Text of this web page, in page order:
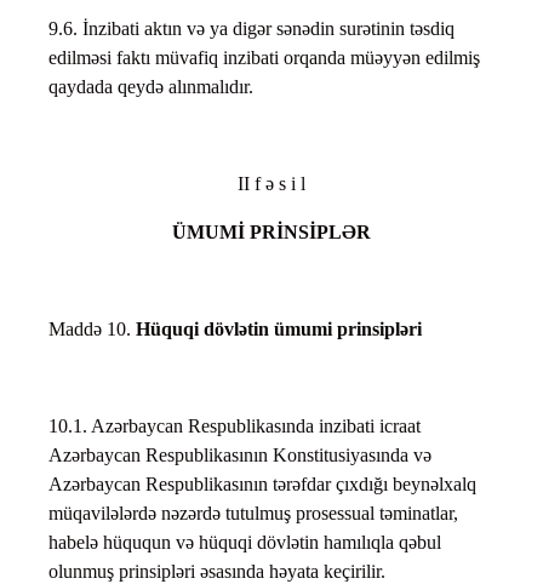
9.6. İnzibati aktın və ya digər sənədin surətinin təsdiq
edilməsi faktı müvafiq inzibati orqanda müəyyən edilmiş
qaydada qeydə alınmalıdır.
II f ə s i l
ÜMUMİ PRİNSİPLƏR
Maddə 10. Hüquqi dövlətin ümumi prinsipləri
10.1. Azərbaycan Respublikasında inzibati icraat
Azərbaycan Respublikasının Konstitusiyasında və
Azərbaycan Respublikasının tərəfdar çıxdığı beynəlxalq
müqavilələrdə nəzərdə tutulmuş prosessual təminatlar,
habelə hüququn və hüquqi dövlətin hamılıqla qəbul
olunmuş prinsipləri əsasında həyata keçirilir.